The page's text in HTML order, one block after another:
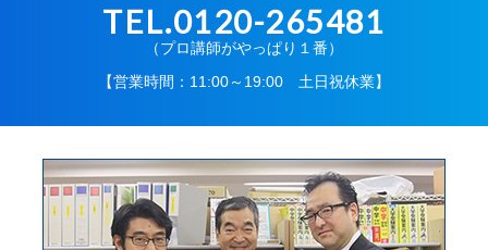
TEL.0120-265481
（プロ講師がやっぱり１番）
【営業時間：11:00～19:00 土日祝休業】